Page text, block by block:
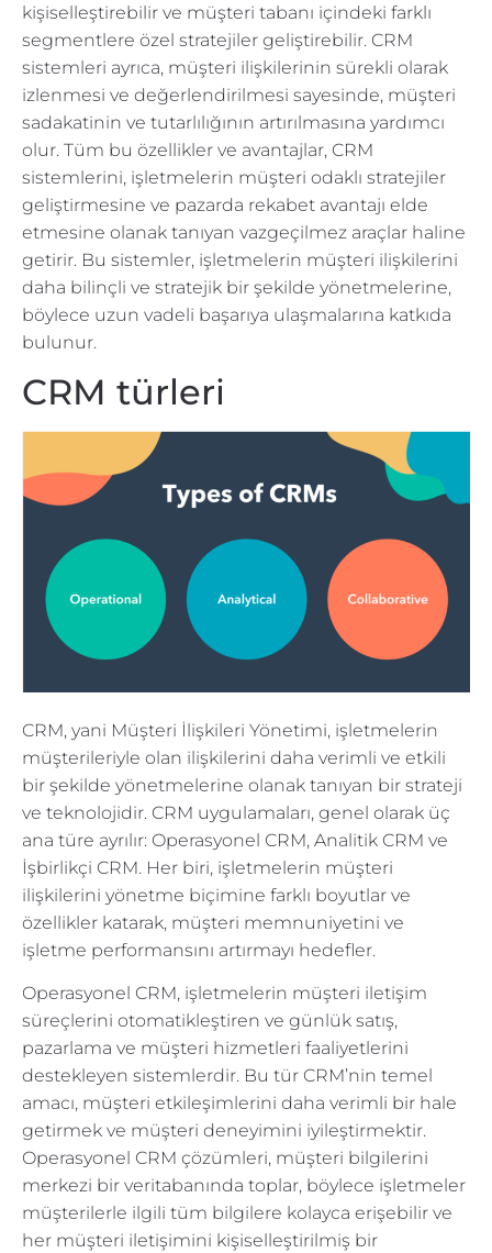
kişiselleştirebilir ve müşteri tabanı içindeki farklı
segmentlere özel stratejiler geliştirebilir. CRM
sistemleri ayrıca, müşteri ilişkilerinin sürekli olarak
izlenmesi ve değerlendirilmesi sayesinde, müşteri
sadakatinin ve tutarlılığının artırılmasına yardımcı
olur. Tüm bu özellikler ve avantajlar, CRM
sistemlerini, işletmelerin müşteri odaklı stratejiler
geliştirmesine ve pazarda rekabet avantajı elde
etmesine olanak tanıyan vazgeçilmez araçlar haline
getirir. Bu sistemler, işletmelerin müşteri ilişkilerini
daha bilinçli ve stratejik bir şekilde yönetmelerine,
böylece uzun vadeli başarıya ulaşmalarına katkıda
bulunur.
CRM türleri
CRM, yani Müşteri İlişkileri Yönetimi, işletmelerin
müşterileriyle olan ilişkilerini daha verimli ve etkili
bir şekilde yönetmelerine olanak tanıyan bir strateji
ve teknolojidir. CRM uygulamaları, genel olarak üç
ana türe ayrılır: Operasyonel CRM, Analitik CRM ve
İşbirlikçi CRM. Her biri, işletmelerin müşteri
ilişkilerini yönetme biçimine farklı boyutlar ve
özellikler katarak, müşteri memnuniyetini ve
işletme performansını artırmayı hedefler.
Operasyonel CRM, işletmelerin müşteri iletişim
süreçlerini otomatikleştiren ve günlük satış,
pazarlama ve müşteri hizmetleri faaliyetlerini
destekleyen sistemlerdir. Bu tür CRM’nin temel
amacı, müşteri etkileşimlerini daha verimli bir hale
getirmek ve müşteri deneyimini iyileştirmektir.
Operasyonel CRM çözümleri, müşteri bilgilerini
merkezi bir veritabanında toplar, böylece işletmeler
müşterilerle ilgili tüm bilgilere kolayca erişebilir ve
her müşteri iletişimini kişiselleştirilmiş bir